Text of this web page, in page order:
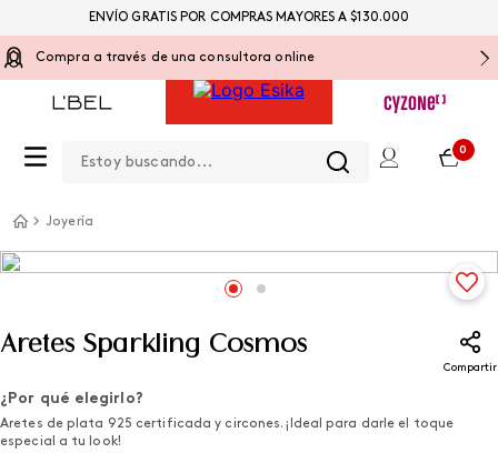
Compra a través de una consultora online
0
ENVÍO GRATIS POR COMPRAS MAYORES A $130.000
Joyería
Aretes Sparkling Cosmos
Compartir
¿Por qué elegirlo?
Aretes de plata 925 certificada y circones. ¡Ideal para darle el toque
especial a tu look!